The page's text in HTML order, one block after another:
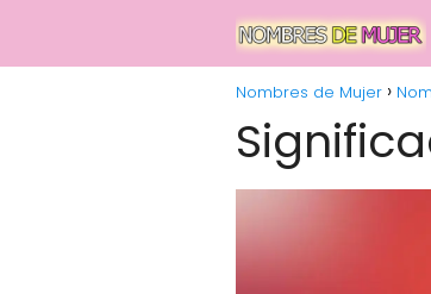
Nombres de Mujer